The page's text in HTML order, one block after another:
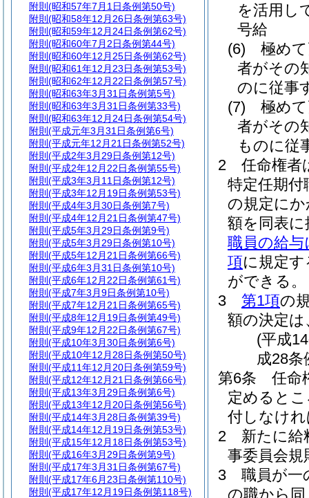
を活用し
号給
(6)
極め
者がその
のに従事
(7)
極め
者がその
ものに従
2
任命権者
特定任期
の規定に
額を同表
職員の給
項に規定
ができる。
3
第1項の
額の決定
(平成
成28条
第6条
任命
定めると
付しなけ
2
新たに給
事委員会
3
職員が一
の職から
附則 (昭和57年7月1日条例第50号)
附則 (昭和58年12月26日条例第63号)
附則 (昭和59年12月24日条例第62号)
附則 (昭和60年7月2日条例第44号)
附則 (昭和60年12月25日条例第62号)
附則 (昭和61年12月23日条例第53号)
附則 (昭和62年12月22日条例第57号)
附則 (昭和63年3月31日条例第5号)
附則 (昭和63年3月31日条例第33号)
附則 (昭和63年12月24日条例第54号)
附則 (平成元年3月31日条例第6号)
附則 (平成元年12月21日条例第52号)
附則 (平成2年3月29日条例第12号)
附則 (平成2年12月22日条例第55号)
附則 (平成3年3月11日条例第12号)
附則 (平成3年12月19日条例第53号)
附則 (平成4年3月30日条例第7号)
附則 (平成4年12月21日条例第47号)
附則 (平成5年3月29日条例第9号)
附則 (平成5年3月29日条例第10号)
附則 (平成5年12月21日条例第66号)
附則 (平成6年3月31日条例第10号)
附則 (平成6年12月22日条例第61号)
附則 (平成7年3月9日条例第10号)
附則 (平成7年12月21日条例第65号)
附則 (平成8年12月19日条例第49号)
附則 (平成9年12月22日条例第67号)
附則 (平成10年3月30日条例第6号)
附則 (平成10年12月28日条例第50号)
附則 (平成11年12月20日条例第59号)
附則 (平成12年12月21日条例第66号)
附則 (平成13年3月29日条例第6号)
附則 (平成13年12月20日条例第56号)
附則 (平成14年3月28日条例第39号)
附則 (平成14年12月19日条例第53号)
附則 (平成15年12月18日条例第53号)
附則 (平成16年3月29日条例第9号)
附則 (平成17年3月31日条例第67号)
附則 (平成17年6月23日条例第110号)
附則 (平成17年12月19日条例第118号)